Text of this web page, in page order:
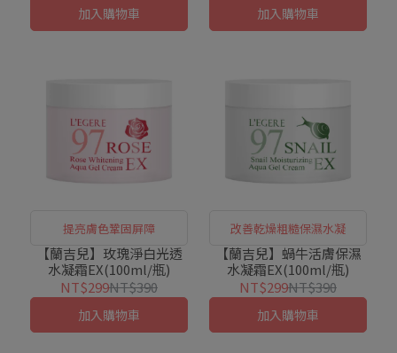
加入購物車 加入購物車
提亮膚色鞏固屏障
【蘭吉兒】玫瑰淨白光透
水凝霜EX(100ml/瓶)
NT$299NT$390
加入購物車
改善乾燥粗糙保濕水凝
【蘭吉兒】蝸牛活膚保濕
水凝霜EX(100ml/瓶)
NT$299NT$390
加入購物車